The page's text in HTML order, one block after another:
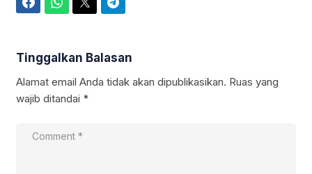
Tinggalkan Balasan
Alamat email Anda tidak akan dipublikasikan. Ruas yang
wajib ditandai *